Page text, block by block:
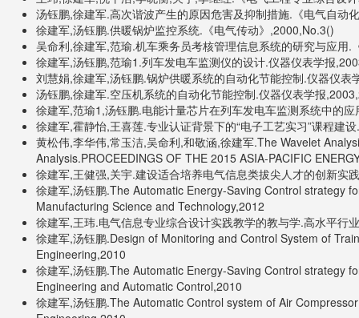
汤钰鹏,徐建军.高次谐波产生的原因危害及抑制措施.《电气自动
徐建军,汤钰鹏.供暖锅炉监控系统.《电气传动》,2000,No.3()
吴命利,徐建军,范瑜.机车乘务员考核管理信息系统的研究与应用
徐建军,汤钰鹏,范瑜1.列车发电车监测仪的设计.仪器仪表学报
刘慧娟,徐建军,汤钰鹏.锅炉供暖系统的自动化节能控制.仪器仪
汤钰鹏,徐建军.空压机系统的自动化节能控制.仪器仪表学报
徐建军,范瑜1,汤钰鹏.电能计量芯片在列车发电车监测系统中的
徐建军,霍静怡,王喜莲.专业认证背景下的“电子工艺实习”课程建
黄松伟,李华伟,常玉洁,吴命利,和敬涵,徐建军.The Wavelet
Analysis.PROCEEDINGS OF THE 2015 ASIA-PACIFIC
徐建军,王健强,关宇.建设适合培养电气信息类拔尖人才的创新实
徐建军,汤钰鹏.The Automatic Energy-Saving Control strategy
Manufacturing Science and Technology,2012
徐建军,王玮.电气信息专业综合设计实践教学的教与学.高水平行
徐建军,汤钰鹏.Design of Monitoring and Control System of
Engineering,2010
徐建军,汤钰鹏.The Automatic Energy-Saving Control strategy
Engineering and Automatic Control,2010
徐建军,汤钰鹏.The Automatic Control system of Air